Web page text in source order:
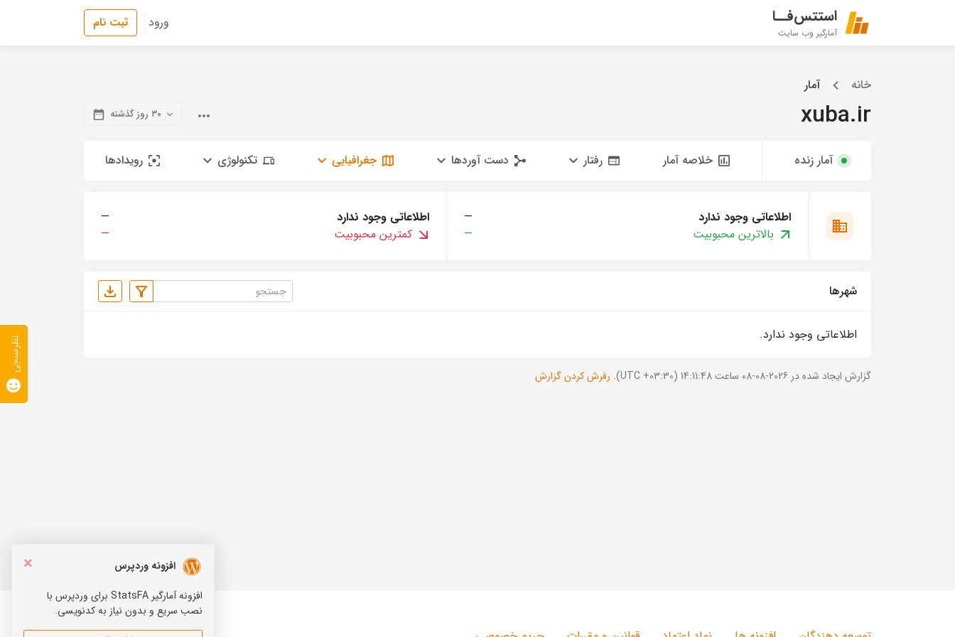
استتس‌فــا
آمارگیر وب سایت
ورود ثبت نام
خانه آمار
xuba.ir ۳۰ روز گذشته
آمار زنده خلاصه آمار رفتار دست آوردها جغرافیایی تکنولوژی رویدادها
اطلاعاتی وجود ندارد
—
بالاترین محبوبیت
—
اطلاعاتی وجود ندارد
—
کمترین محبوبیت
—
شهرها
اطلاعاتی وجود ندارد.
گزارش ایجاد شده در 2026-08-08 ساعت 14:11:48 (UTC +03:30). رفرش کردن گزارش
×
افزونه وردپرس
افزونه آمارگیر StatsFA برای وردپرس با
نصب سریع و بدون نیاز به کدنویسی.
نظرسنجی